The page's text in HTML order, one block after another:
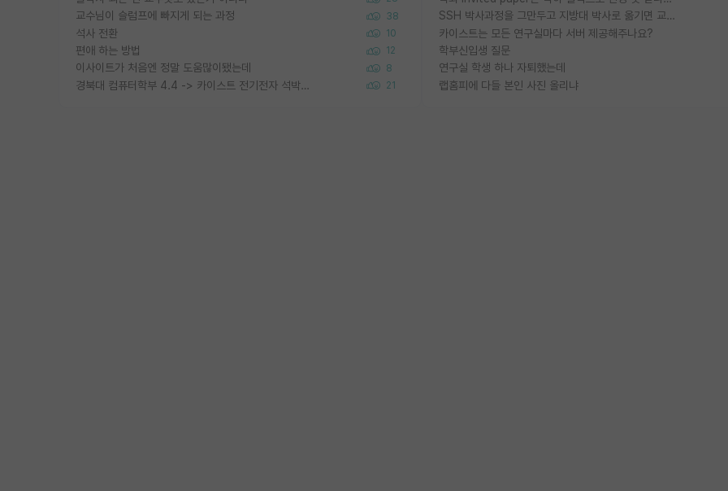
교수님이 슬럼프에 빠지게 되는 과정 38
석사 전환 10
편애 하는 방법 12
이사이트가 처음엔 정말 도움많이됐는데 8
경북대 컴퓨터학부 4.4 -> 카이스트 전기전자 석박사통합과정 합격 21
SSH 박사과정을 그만두고 지방대 박사로 옮기면 교수의 꿈은 끝일까요?
카이스트는 모든 연구실마다 서버 제공해주나요?
학부신입생 질문
연구실 학생 하나 자퇴했는데
랩홈피에 다들 본인 사진 올리냐